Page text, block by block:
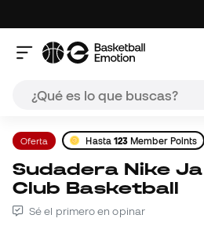
Oferta Hasta 123 Member Points
Sudadera Nike Ja Morant
Club Basketball
Sé el primero en opinar